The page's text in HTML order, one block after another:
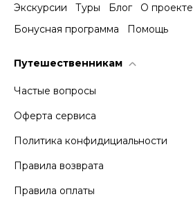
Экскурсии Туры Блог
О проекте
Бонусная программа
Помощь
Путешественникам
Частые вопросы
Оферта сервиса
Политика конфидициальности
Правила возврата
Правила оплаты